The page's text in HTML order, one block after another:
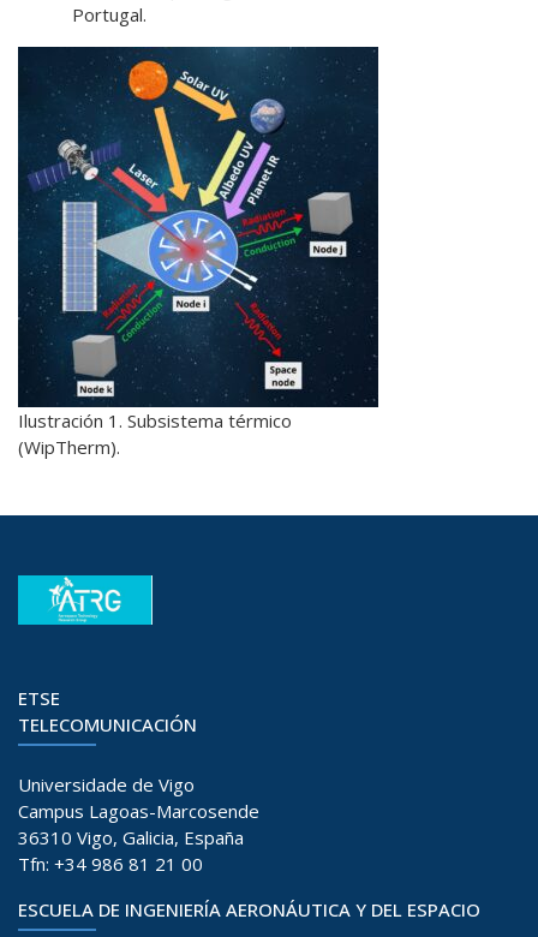
Portugal.
Ilustración 1. Subsistema térmico
(WipTherm).
ETSE
TELECOMUNICACIÓN
Universidade de Vigo
Campus Lagoas-Marcosende
36310 Vigo, Galicia, España
Tfn: +34 986 81 21 00
ESCUELA DE INGENIERÍA AERONÁUTICA Y DEL ESPACIO